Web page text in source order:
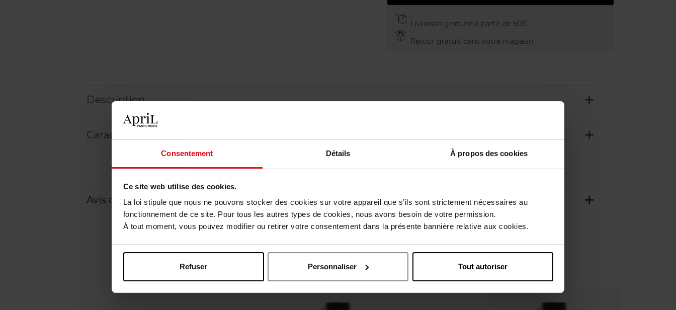
Consentement Détails À propos des cookies
Ce site web utilise des cookies.
La loi stipule que nous ne pouvons stocker des cookies sur votre appareil que s’ils sont strictement nécessaires au
fonctionnement de ce site. Pour tous les autres types de cookies, nous avons besoin de votre permission.
À tout moment, vous pouvez modifier ou retirer votre consentement dans la présente bannière relative aux cookies.
Refuser Personnaliser Tout autoriser
Livraison gratuite à partir de 50€
Retour gratuit dans votre magasin
Description
Caractéristiques
Avis client Politique relative aux avis des clients
Oublié quelque chose ?